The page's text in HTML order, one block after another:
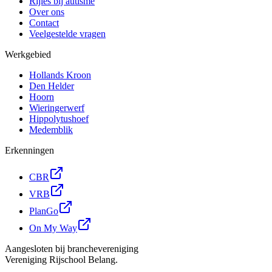
Over ons
Contact
Veelgestelde vragen
Werkgebied
Hollands Kroon
Den Helder
Hoorn
Wieringerwerf
Hippolytushoef
Medemblik
Erkenningen
CBR
VRB
PlanGo
On My Way
Aangesloten bij branchevereniging
Vereniging Rijschool Belang.